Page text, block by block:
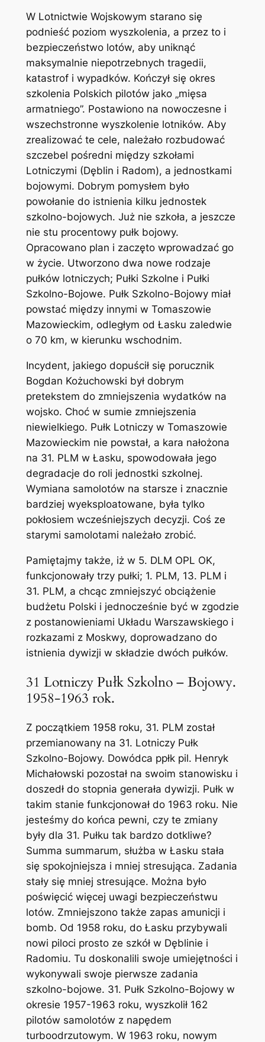
W Lotnictwie Wojskowym starano się
podnieść poziom wyszkolenia, a przez to i
bezpieczeństwo lotów, aby uniknąć
maksymalnie niepotrzebnych tragedii,
katastrof i wypadków. Kończył się okres
szkolenia Polskich pilotów jako „mięsa
armatniego”. Postawiono na nowoczesne i
wszechstronne wyszkolenie lotników. Aby
zrealizować te cele, należało rozbudować
szczebel pośredni między szkołami
Lotniczymi (Dęblin i Radom), a jednostkami
bojowymi. Dobrym pomysłem było
powołanie do istnienia kilku jednostek
szkolno-bojowych. Już nie szkoła, a jeszcze
nie stu procentowy pułk bojowy.
Opracowano plan i zaczęto wprowadzać go
w życie. Utworzono dwa nowe rodzaje
pułków lotniczych; Pułki Szkolne i Pułki
Szkolno-Bojowe. Pułk Szkolno-Bojowy miał
powstać między innymi w Tomaszowie
Mazowieckim, odległym od Łasku zaledwie
o 70 km, w kierunku wschodnim.
Incydent, jakiego dopuścił się porucznik
Bogdan Kożuchowski był dobrym
pretekstem do zmniejszenia wydatków na
wojsko. Choć w sumie zmniejszenia
niewielkiego. Pułk Lotniczy w Tomaszowie
Mazowieckim nie powstał, a kara nałożona
na 31. PLM w Łasku, spowodowała jego
degradacje do roli jednostki szkolnej.
Wymiana samolotów na starsze i znacznie
bardziej wyeksploatowane, była tylko
pokłosiem wcześniejszych decyzji. Coś ze
starymi samolotami należało zrobić.
Pamiętajmy także, iż w 5. DLM OPL OK,
funkcjonowały trzy pułki; 1. PLM, 13. PLM i
31. PLM, a chcąc zmniejszyć obciążenie
budżetu Polski i jednocześnie być w zgodzie
z postanowieniami Układu Warszawskiego i
rozkazami z Moskwy, doprowadzano do
istnienia dywizji w składzie dwóch pułków.
31 Lotniczy Pułk Szkolno – Bojowy.
1958-1963 rok.
Z początkiem 1958 roku, 31. PLM został
przemianowany na 31. Lotniczy Pułk
Szkolno-Bojowy. Dowódca ppłk pil. Henryk
Michałowski pozostał na swoim stanowisku i
doszedł do stopnia generała dywizji. Pułk w
takim stanie funkcjonował do 1963 roku. Nie
jesteśmy do końca pewni, czy te zmiany
były dla 31. Pułku tak bardzo dotkliwe?
Summa summarum, służba w Łasku stała
się spokojniejsza i mniej stresująca. Zadania
stały się mniej stresujące. Można było
poświęcić więcej uwagi bezpieczeństwu
lotów. Zmniejszono także zapas amunicji i
bomb. Od 1958 roku, do Łasku przybywali
nowi piloci prosto ze szkół w Dęblinie i
Radomiu. Tu doskonalili swoje umiejętności i
wykonywali swoje pierwsze zadania
szkolno-bojowe. 31. Pułk Szkolno-Bojowy w
okresie 1957-1963 roku, wyszkolił 162
pilotów samolotów z napędem
turboodrzutowym. W 1963 roku, nowym